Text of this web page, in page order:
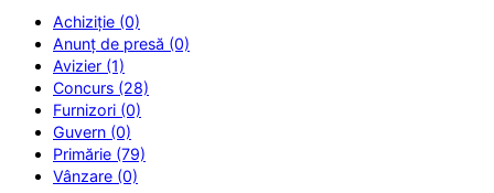
Achiziție (0)
Anunț de presă (0)
Avizier (1)
Concurs (28)
Furnizori (0)
Guvern (0)
Primărie (79)
Vânzare (0)